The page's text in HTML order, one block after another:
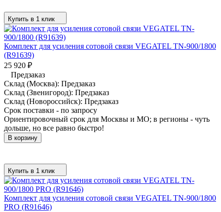
Купить в 1 клик
Комплект для усиления сотовой связи VEGATEL TN-900/1800
(R91639)
25 920 ₽
Предзаказ
Склад (Москва): Предзаказ
Склад (Звенигород): Предзаказ
Склад (Новороссийск): Предзаказ
Срок поставки - по запросу
Ориентировочный срок для Москвы и МО; в регионы - чуть
дольше, но все равно быстро!
В корзину
Купить в 1 клик
Комплект для усиления сотовой связи VEGATEL TN-900/1800
PRO (R91646)